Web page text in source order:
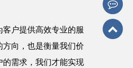
户提供高效专业的服
向，也是衡量我们价
需求，我们才能实现